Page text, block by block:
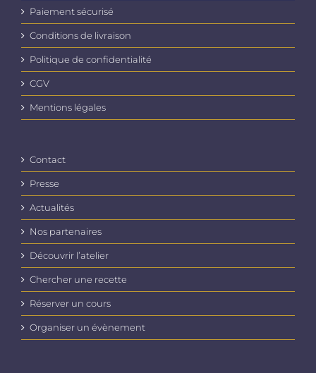
Paiement sécurisé
Conditions de livraison
Politique de confidentialité
CGV
Mentions légales
Contact
Presse
Actualités
Nos partenaires
Découvrir l’atelier
Chercher une recette
Réserver un cours
Organiser un évènement